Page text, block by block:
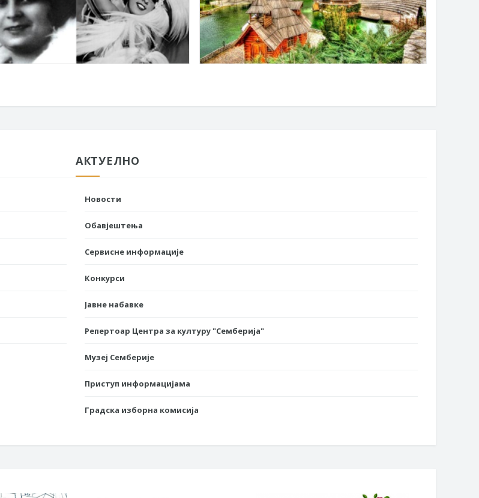
АКТУЕЛНО
Новости
Обавјештења
Сервисне информације
Конкурси
Јавне набавке
Репертоар Центра за културу "Семберија"
Музеј Семберије
Приступ информацијама
Градска изборна комисија